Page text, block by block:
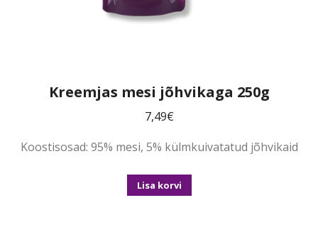
Kreemjas mesi jõhvikaga 250g
7,49€
Koostisosad: 95% mesi, 5% külmkuivatatud jõhvikaid
Lisa korvi